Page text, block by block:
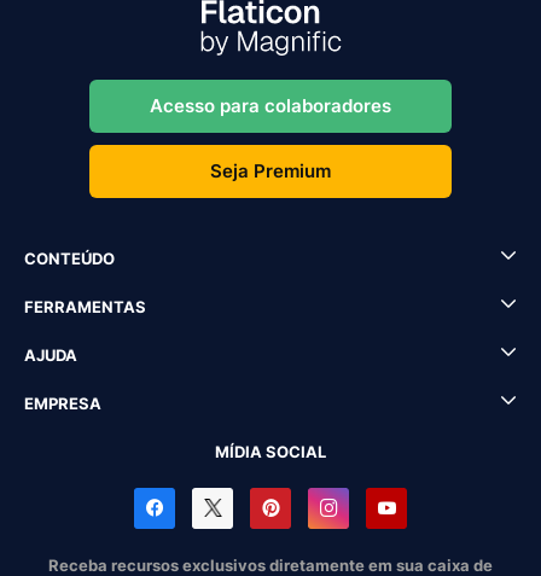
Acesso para colaboradores
Seja Premium
CONTEÚDO
FERRAMENTAS
AJUDA
EMPRESA
MÍDIA SOCIAL
Receba recursos exclusivos diretamente em sua caixa de